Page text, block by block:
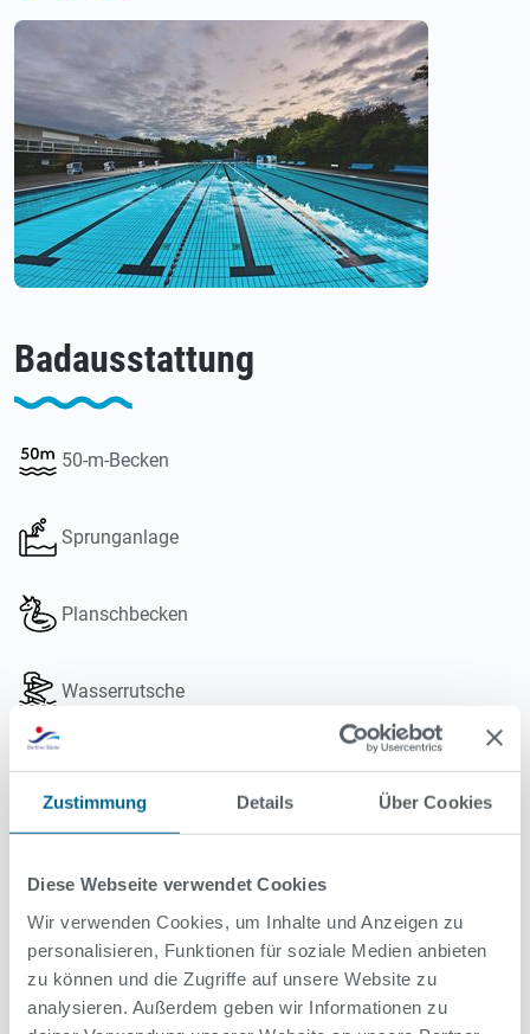
Zustimmung Details Über Cookies
Diese Webseite verwendet Cookies
Wir verwenden Cookies, um Inhalte und Anzeigen zu
personalisieren, Funktionen für soziale Medien anbieten
zu können und die Zugriffe auf unsere Website zu
analysieren. Außerdem geben wir Informationen zu
Badausstattung
50-m-Becken
Sprunganlage
Planschbecken
Wasserrutsche
Liegewiese
Imbiss
50-m-Schwimmbecken mit integrierter Sprunggrube: 1-
und 3-m-Sprungbrett